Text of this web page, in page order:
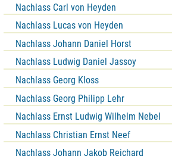
Nachlass Carl von Heyden
Nachlass Lucas von Heyden
Nachlass Johann Daniel Horst
Nachlass Ludwig Daniel Jassoy
Nachlass Georg Kloss
Nachlass Georg Philipp Lehr
Nachlass Ernst Ludwig Wilhelm Nebel
Nachlass Christian Ernst Neef
Nachlass Johann Jakob Reichard